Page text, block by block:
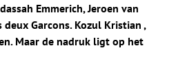
Emmerich, Jeroen van
deux Garcons. Kozul Kristian ,
Maar de nadruk ligt op het